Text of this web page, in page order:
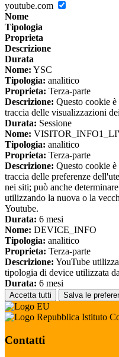
youtube.com
Nome
Tipologia
Proprieta
Descrizione
Durata
Nome: YSC
Tipologia: analitico
Proprieta: Terza-parte
Descrizione: Questo cookie è
traccia delle visualizzazioni
Durata: Sessione
Nome:
Tipologia: analitico
Proprieta: Terza-parte
Descrizione: Questo cookie è
traccia delle preferenze
nei siti; può anche
utilizzando la nuova o la
Youtube.
Durata: 6 mesi
Nome: DEVICE_INFO
Tipologia: analitico
Proprieta: Terza-parte
Descrizione: YouTube
tipologia di device utilizzata
Durata: 6 mesi
Accetta tutti Salva le
Istituto
Contatti